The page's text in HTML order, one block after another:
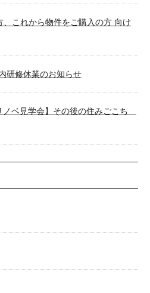
これから物件をご購入の方 向け
研修休業のお知らせ
ノベ見学会】その後の住みごこち